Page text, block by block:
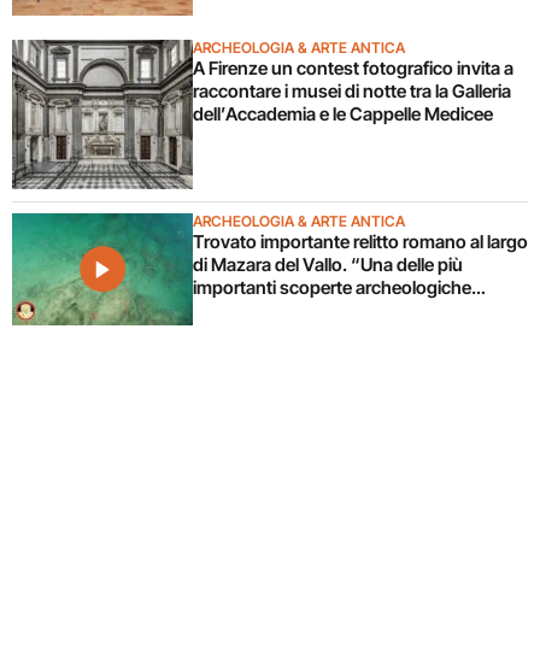
ARCHEOLOGIA & ARTE ANTICA
A Firenze un contest fotografico invita a
raccontare i musei di notte tra la Galleria
dell’Accademia e le Cappelle Medicee
ARCHEOLOGIA & ARTE ANTICA
Trovato importante relitto romano al largo
di Mazara del Vallo. “Una delle più
importanti scoperte archeologiche